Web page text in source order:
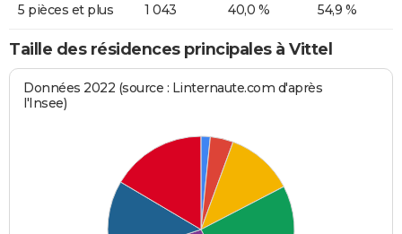
5 pièces et plus 1 043 40,0 % 54,9 %
Taille des résidences principales à Vittel
Données 2022 (source : Linternaute.com d'après
l'Insee)